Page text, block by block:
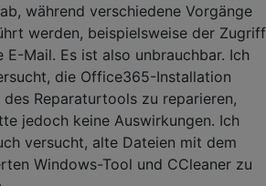
während verschiedene Vorgänge
werden, beispielsweise der Zugriff
E-Mail. Es ist also unbrauchbar. Ich
die Office365-Installation
Reparaturtools zu reparieren,
jedoch keine Auswirkungen. Ich
versucht, alte Dateien mit dem
Windows-Tool und CCleaner zu